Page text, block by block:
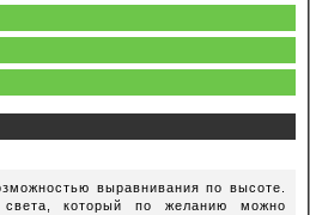
выравнивания по высоте.
света, который по желанию можно